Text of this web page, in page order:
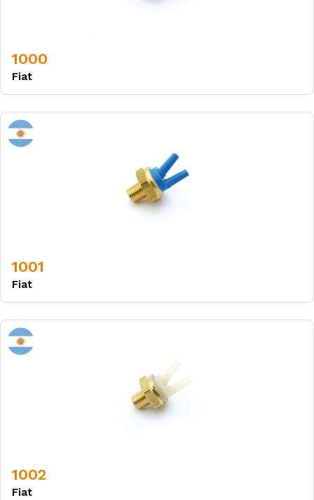
1000
Fiat
1001
Fiat
1002
Fiat